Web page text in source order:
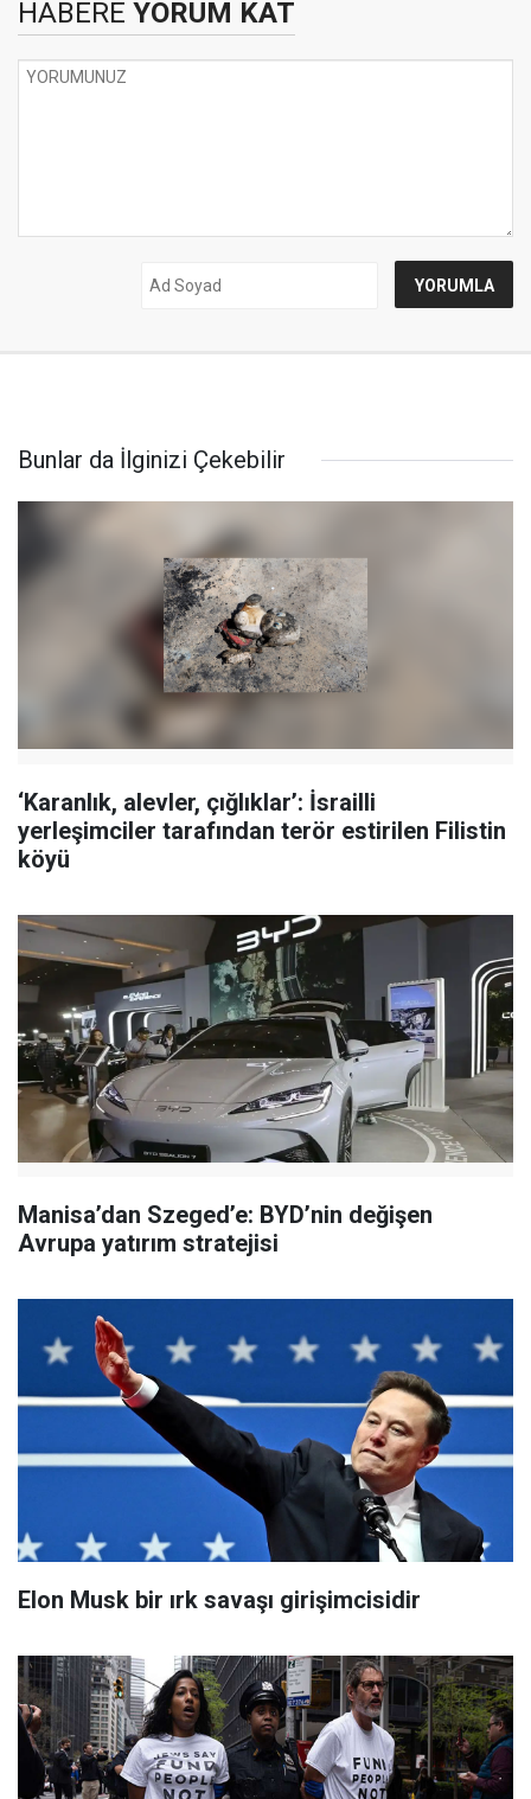
HABERE YORUM KAT
Bunlar da İlginizi Çekebilir
‘Karanlık, alevler, çığlıklar’: İsrailli
yerleşimciler tarafından terör estirilen Filistin
köyü
Manisa’dan Szeged’e: BYD’nin değişen
Avrupa yatırım stratejisi
Elon Musk bir ırk savaşı girişimcisidir